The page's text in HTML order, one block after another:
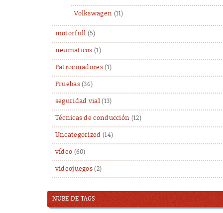
Volkswagen (11)
motorfull (5)
neumaticos (1)
Patrocinadores(1)
Pruebas(36)
seguridad vial(13)
Técnicas de conducción (12)
Uncategorized (14)
vídeo (60)
videojuegos (2)
NUBE DE TAGS